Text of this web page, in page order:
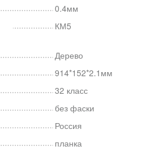
0.4мм
КМ5
Дерево
914*152*2.1мм
32 класс
без фаски
Россия
планка